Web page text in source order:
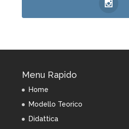
Menu Rapido
Home
Modello Teorico
Didattica